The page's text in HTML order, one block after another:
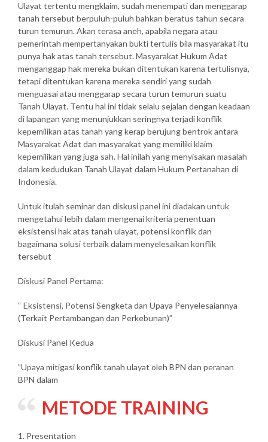
Ulayat tertentu mengklaim, sudah menempati dan menggarap
tanah tersebut berpuluh-puluh bahkan beratus tahun secara
turun temurun. Akan terasa aneh, apabila negara atau
pemerintah mempertanyakan bukti tertulis bila masyarakat itu
punya hak atas tanah tersebut. Masyarakat Hukum Adat
menganggap hak mereka bukan ditentukan karena tertulisnya,
tetapi ditentukan karena mereka sendiri yang sudah
menguasai atau menggarap secara turun temurun suatu
Tanah Ulayat. Tentu hal ini tidak selalu sejalan dengan keadaan
di lapangan yang menunjukkan seringnya terjadi konflik
kepemilikan atas tanah yang kerap berujung bentrok antara
Masyarakat Adat dan masyarakat yang memiliki klaim
kepemilikan yang juga sah. Hal inilah yang menyisakan masalah
dalam kedudukan Tanah Ulayat dalam Hukum Pertanahan di
Indonesia.
Untuk itulah seminar dan diskusi panel ini diadakan untuk
mengetahui lebih dalam mengenai kriteria penentuan
eksistensi hak atas tanah ulayat, potensi konflik dan
bagaimana solusi terbaik dalam menyelesaikan konflik
tersebut
Diskusi Panel Pertama:
“ Eksistensi, Potensi Sengketa dan Upaya Penyelesaiannya
(Terkait Pertambangan dan Perkebunan)”
Diskusi Panel Kedua
”Upaya mitigasi konflik tanah ulayat oleh BPN dan peranan
BPN dalam
METODE TRAINING
1. Presentation